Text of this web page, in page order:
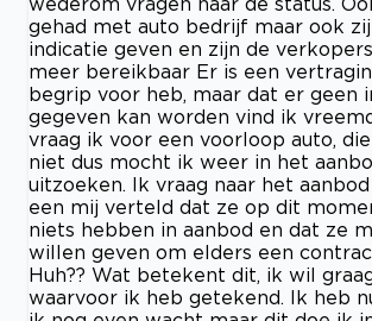
gehad met auto bedrijf maar ook
indicatie geven en zijn de
meer bereikbaar Er is een
begrip voor heb, maar dat er geen
gegeven kan worden vind ik
vraag ik voor een voorloop auto,
niet dus mocht ik weer in het
uitzoeken. Ik vraag naar het
een mij verteld dat ze op dit
niets hebben in aanbod en dat ze
willen geven om elders een
Huh?? Wat betekent dit, ik wil
waarvoor ik heb getekend. Ik heb